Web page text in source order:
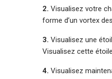
2. Visualisez votre
forme d’un vortex
3. Visualisez une
Visualisez cette
4. Visualisez